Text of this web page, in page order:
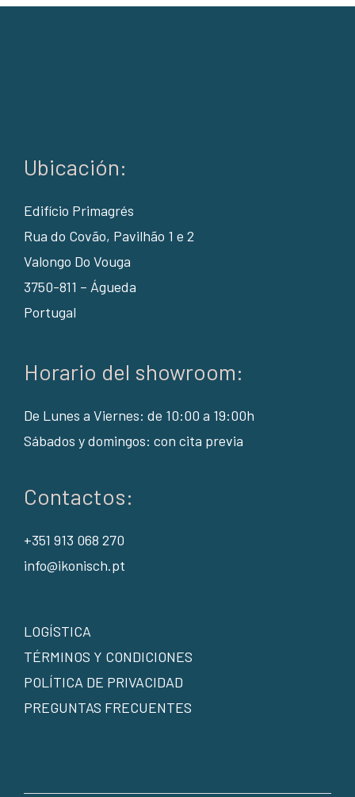
Ubicación:
Edifício Primagrés
Rua do Covão, Pavilhão 1 e 2
Valongo Do Vouga
3750-811 – Águeda
Portugal
Horario del showroom:
De Lunes a Viernes: de 10:00 a 19:00h
Sábados y domingos: con cita previa
Contactos:
+351 913 068 270
info@ikonisch.pt
LOGÍSTICA
TÉRMINOS Y CONDICIONES
POLÍTICA DE PRIVACIDAD
PREGUNTAS FRECUENTES